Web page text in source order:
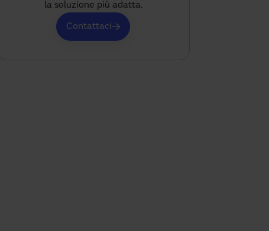
la soluzione più adatta.
Contattaci